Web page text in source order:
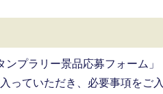
プラリー景品応募フォーム」
っていただき、必要事項をご入